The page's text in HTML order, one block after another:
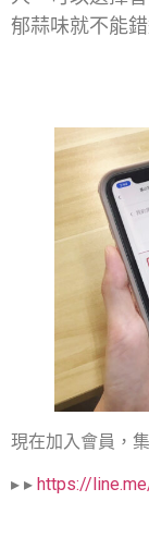
郁蒜味就不能
現在加入會員，
▸ ▸ https://